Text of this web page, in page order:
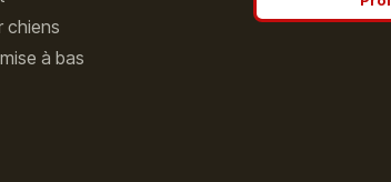
chiens
à bas